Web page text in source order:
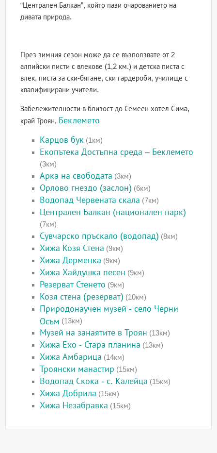
“Централен Балкан”, който пази очарованието на
дивата природа.
През зимния сезон може да се възползвате от 2
алпийски писти с влекове (1,2 км.) и детска писта с
влек, писта за ски-бягане, ски гардероби, училище с
квалифицирани учители.
Забележителности в близост до Семеен хотел Сима,
край Троян, Беклемето
Карцов бук (1км)
Екопътека Достъпна среда – Беклемето
(3км)
Арка на свободата (3км)
Орлово гнездо (заслон) (6км)
Водопад Червената скала (7км)
Централен Балкан (национален парк)
(7км)
Сувчарско пръскало (водопад) (8км)
Хижа Козя Стена (9км)
Хижа Дерменка (9км)
Хижа Хайдушка песен (9км)
Резерват Стенето (9км)
Козя стена (резерват) (10км)
Природонаучен музей - село Черни
Осъм (13км)
Музей на занаятите в Троян (13км)
Хижа Ехо - Стара планина (13км)
Хижа Амбарица (14км)
Троянски манастир (15км)
Водопад Скока - с. Калейца (15км)
Хижа Добрила (15км)
Хижа Незабравка (15км)